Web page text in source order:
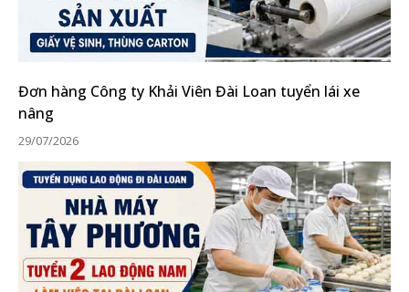
Đơn hàng Công ty Khải Viên Đài Loan tuyển lái xe
nâng
29/07/2026